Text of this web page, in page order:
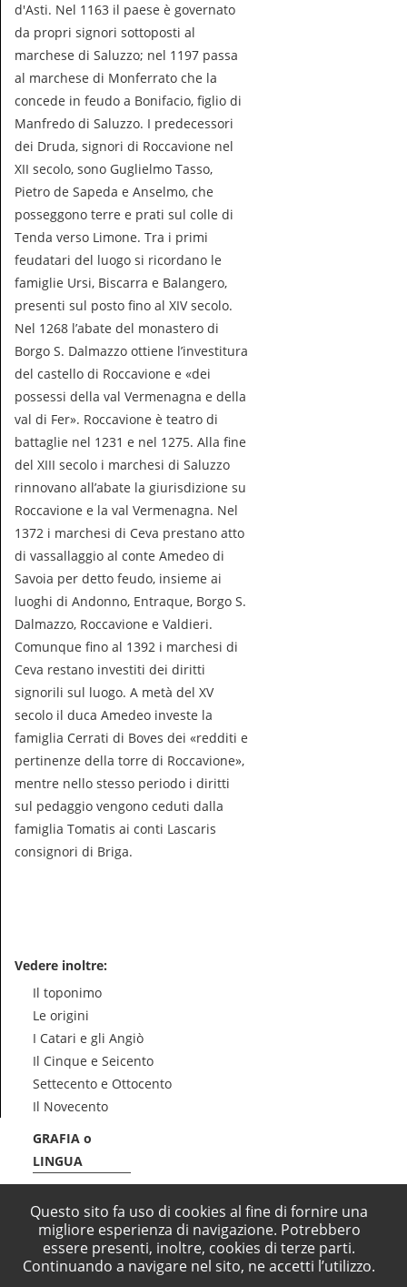
d'Asti. Nel 1163 il paese è governato
da propri signori sottoposti al
marchese di Saluzzo; nel 1197 passa
al marchese di Monferrato che la
concede in feudo a Bonifacio, figlio di
Manfredo di Saluzzo. I predecessori
dei Druda, signori di Roccavione nel
XII secolo, sono Guglielmo Tasso,
Pietro de Sapeda e Anselmo, che
posseggono terre e prati sul colle di
Tenda verso Limone. Tra i primi
feudatari del luogo si ricordano le
famiglie Ursi, Biscarra e Balangero,
presenti sul posto fino al XIV secolo.
Nel 1268 l’abate del monastero di
Borgo S. Dalmazzo ottiene l’investitura
del castello di Roccavione e «dei
possessi della val Vermenagna e della
val di Fer». Roccavione è teatro di
battaglie nel 1231 e nel 1275. Alla fine
del XIII secolo i marchesi di Saluzzo
rinnovano all’abate la giurisdizione su
Roccavione e la val Vermenagna. Nel
1372 i marchesi di Ceva prestano atto
di vassallaggio al conte Amedeo di
Savoia per detto feudo, insieme ai
luoghi di Andonno, Entraque, Borgo S.
Dalmazzo, Roccavione e Valdieri.
Comunque fino al 1392 i marchesi di
Ceva restano investiti dei diritti
signorili sul luogo. A metà del XV
secolo il duca Amedeo investe la
famiglia Cerrati di Boves dei «redditi e
pertinenze della torre di Roccavione»,
mentre nello stesso periodo i diritti
sul pedaggio vengono ceduti dalla
famiglia Tomatis ai conti Lascaris
consignori di Briga.
Vedere inoltre:
Il toponimo
Le origini
I Catari e gli Angiò
Il Cinque e Seicento
Settecento e Ottocento
Il Novecento
GRAFIA o
LINGUA
Questo sito fa uso di cookies al fine di fornire una
migliore esperienza di navigazione. Potrebbero
essere presenti, inoltre, cookies di terze parti.
Continuando a navigare nel sito, ne accetti l’utilizzo.